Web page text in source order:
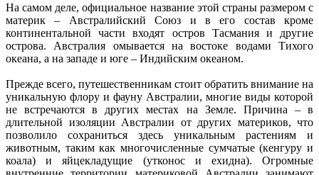
На самом деле, официальное название этой страны размером с
материк – Австралийский Союз и в его состав кроме
континентальной части входят остров Тасмания и другие
острова. Австралия омывается на востоке водами Тихого
океана, а на западе и юге – Индийским океаном.
Прежде всего, путешественникам стоит обратить внимание на
уникальную флору и фауну Австралии, многие виды которой
не встречаются в других местах на Земле. Причина – в
длительной изоляции Австралии от других материков, что
позволило сохраниться здесь уникальным растениям и
животным, таким как многочисленные сумчатые (кенгуру и
коала) и яйцекладущие (утконос и ехидна). Огромные